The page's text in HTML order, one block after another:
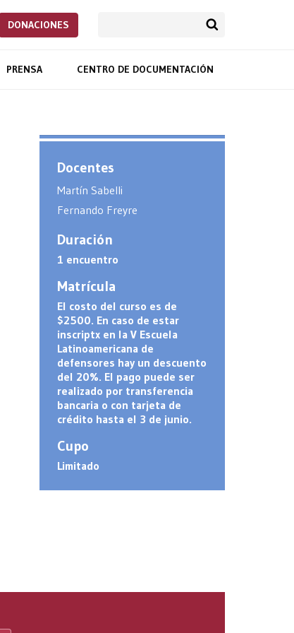
DONACIONES
PRENSA CENTRO DE DOCUMENTACIÓN
Docentes
Martín Sabelli
Fernando Freyre
Duración
1 encuentro
Matrícula
El costo del curso es de
$2500. En caso de estar
inscriptx en la V Escuela
Latinoamericana de
defensores hay un descuento
del 20%. El pago puede ser
realizado por transferencia
bancaria o con tarjeta de
crédito hasta el 3 de junio.
Cupo
Limitado